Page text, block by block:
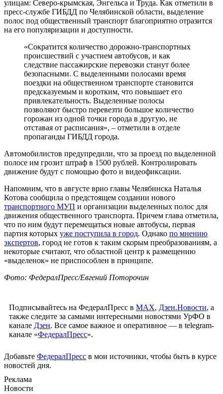
улицам: Северо-крымская, Энгельса и Труда. Как отметили в
пресс-службе ГИБДД по Челябинской области, выделение
полос под общественный транспорт благоприятно отразится
на его популяризации и доступности.
«Сократится количество дорожно-транспортных
происшествий с участием автобусов, и как
следствие пассажирские перевозки станут более
безопасными. С выделенными полосами время
поездки на общественном транспорте становится
предсказуемым и коротким, что повышает его
привлекательность. Выделенные полосы
позволяют быстро перевезти большое количество
горожан из одной точки города в другую, не
отставая от расписания», – отметили в отделе
пропаганды ГИБДД города.
Автомобилистов предупредили, что за проезд по выделенной
полосе им грозит штраф в 1500 рублей. Контролировать
движение будут с помощью фото и видеофиксации.
Напомним, что в августе врио главы Челябинска Наталья
Котова сообщила о предстоящем создании нового
транспортного МУП и организации выделенных полос для
движения общественного транспорта. Причем глава отметила,
что по ним будут перемещаться новые автобусы, первая
партия которых уже поступила в город. Однако по мнению
экспертов, город не готов к таким скорым преобразованиям, а
некоторые считают, что областной центр к размещению
«выделенок» не приспособлен в принципе.
Фото: ФедералПресс/Евгений Поторочин
Подписывайтесь на ФедералПресс в МАХ, Дзен.Новости, а
также следите за самыми интересными новостями УрФО в
канале Дзен. Все самое важное и оперативное — в telegram-
канале «ФедералПресс».
Добавьте ФедералПресс в мои источники, чтобы быть в курсе
новостей дня.
Реклама
Новости